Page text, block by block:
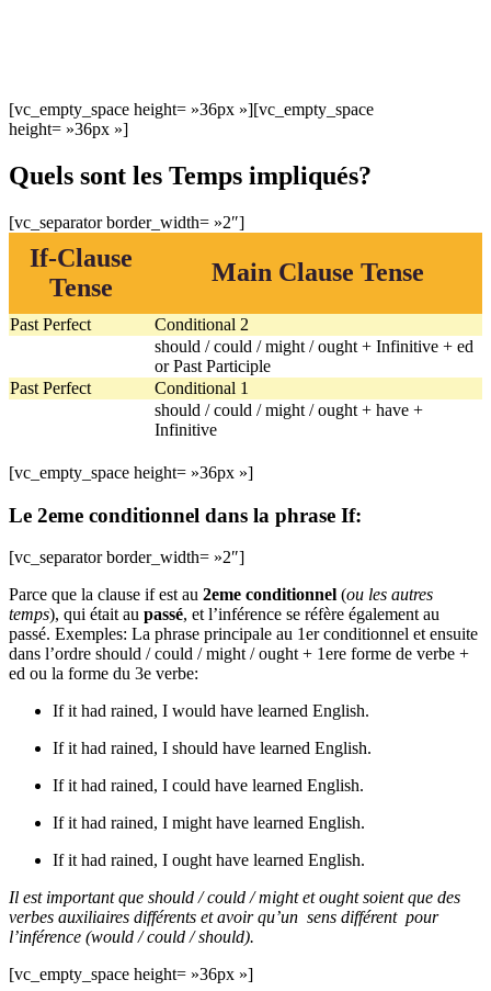
[vc_empty_space height= »36px »][vc_empty_space
height= »36px »]
Quels sont les Temps impliqués?
[vc_separator border_width= »2″]
If-Clause
Tense
Main Clause Tense
Past Perfect
Conditional 2
should / could / might / ought + Infinitive + ed
or Past Participle
Past Perfect
Conditional 1
should / could / might / ought + have +
Infinitive
[vc_empty_space height= »36px »]
Le 2eme conditionnel dans la phrase If:
[vc_separator border_width= »2″]
Parce que la clause if est au 2eme conditionnel (ou les autres
temps), qui était au passé, et l’inférence se réfère également au
passé. Exemples: La phrase principale au 1er conditionnel et ensuite
dans l’ordre should / could / might / ought + 1ere forme de verbe +
ed ou la forme du 3e verbe:
If it had rained, I would have learned English.
If it had rained, I should have learned English.
If it had rained, I could have learned English.
If it had rained, I might have learned English.
If it had rained, I ought have learned English.
Il est important que should / could / might et ought soient que des
verbes auxiliaires différents et avoir qu’un sens différent pour
l’inférence (would / could / should).
[vc_empty_space height= »36px »]